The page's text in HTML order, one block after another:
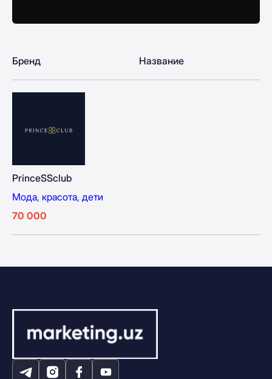
Бренд Название
PrinceSSclub
Мода, красота, дети
70 000